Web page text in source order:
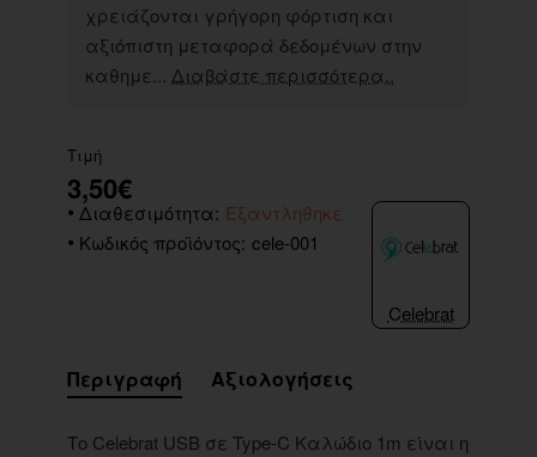
χρειάζονται γρήγορη φόρτιση και
αξιόπιστη μεταφορά δεδομένων στην
καθημε... Διαβάστε περισσότερα..
Τιμή
3,50€
Διαθεσιμότητα: Εξαντληθηκε
Κωδικός προϊόντος: cele-001
Celebrat
Περιγραφή Αξιολογήσεις
Το Celebrat USB σε Type-C Καλώδιο 1m είναι η